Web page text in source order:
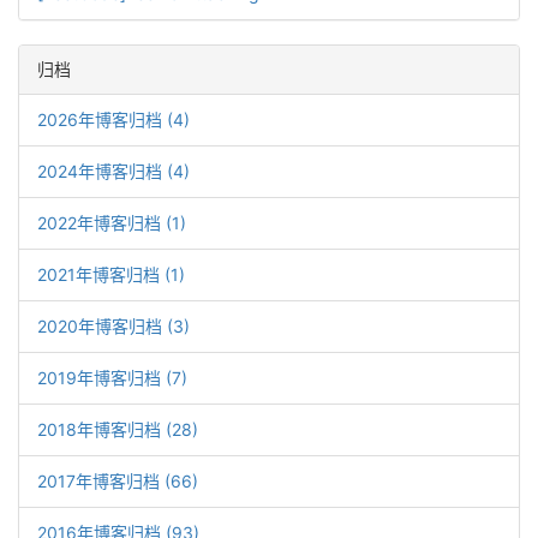
归档
2026年博客归档 (4)
2024年博客归档 (4)
2022年博客归档 (1)
2021年博客归档 (1)
2020年博客归档 (3)
2019年博客归档 (7)
2018年博客归档 (28)
2017年博客归档 (66)
2016年博客归档 (93)